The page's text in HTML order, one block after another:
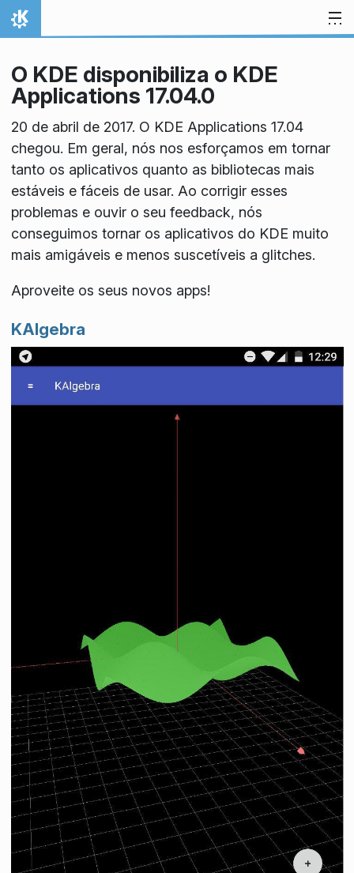
Ir para o conteúdo
Início
O KDE disponibiliza o KDE
Applications 17.04.0
20 de abril de 2017. O KDE Applications 17.04
chegou. Em geral, nós nos esforçamos em tornar
tanto os aplicativos quanto as bibliotecas mais
estáveis e fáceis de usar. Ao corrigir esses
problemas e ouvir o seu feedback, nós
conseguimos tornar os aplicativos do KDE muito
mais amigáveis e menos suscetíveis a glitches.
Aproveite os seus novos apps!
KAlgebra